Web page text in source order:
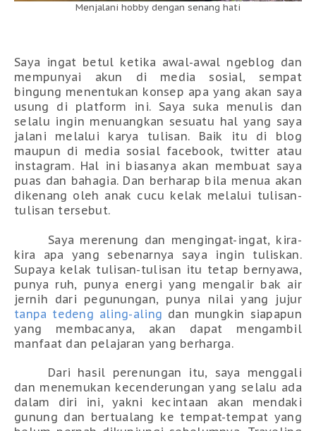
Menjalani hobby dengan senang hati
Saya ingat betul ketika awal-awal ngeblog dan
mempunyai akun di media sosial, sempat
bingung menentukan konsep apa yang akan saya
usung di platform ini. Saya suka menulis dan
selalu ingin menuangkan sesuatu hal yang saya
jalani melalui karya tulisan. Baik itu di blog
maupun di media sosial facebook, twitter atau
instagram. Hal ini biasanya akan membuat saya
puas dan bahagia. Dan berharap bila menua akan
dikenang oleh anak cucu kelak melalui tulisan-
tulisan tersebut.
Saya merenung dan mengingat-ingat, kira-
kira apa yang sebenarnya saya ingin tuliskan.
Supaya kelak tulisan-tulisan itu tetap bernyawa,
punya ruh, punya energi yang mengalir bak air
jernih dari pegunungan, punya nilai yang jujur
tanpa tedeng aling-aling dan mungkin siapapun
yang membacanya, akan dapat mengambil
manfaat dan pelajaran yang berharga.
Dari hasil perenungan itu, saya menggali
dan menemukan kecenderungan yang selalu ada
dalam diri ini, yakni kecintaan akan mendaki
gunung dan bertualang ke tempat-tempat yang